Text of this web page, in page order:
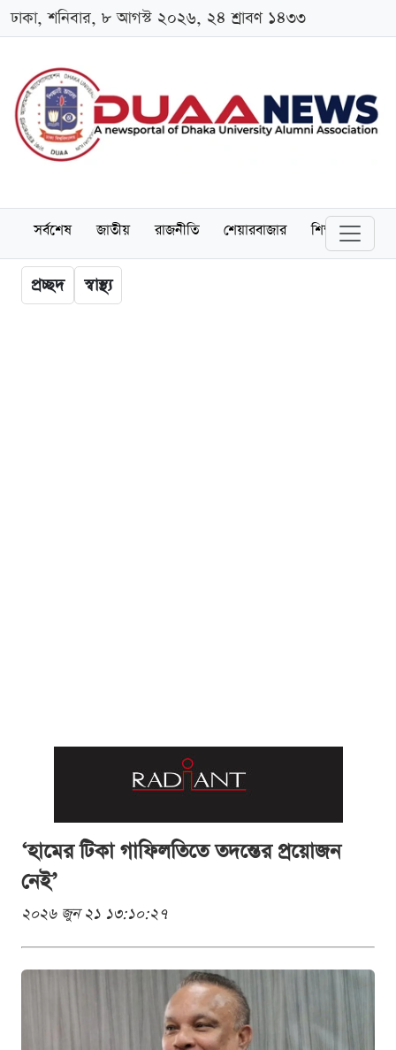
ঢাকা, শনিবার, ৮ আগস্ট ২০২৬, ২৪ শ্রাবণ ১৪৩৩
সর্বশেষ জাতীয় রাজনীতি শেয়ারবাজার শিক্ষা
প্রচ্ছদ স্বাস্থ্য
‘হামের টিকা গাফিলতিতে তদন্তের প্রয়োজন
নেই’
২০২৬ জুন ২১ ১৩:১০:২৭